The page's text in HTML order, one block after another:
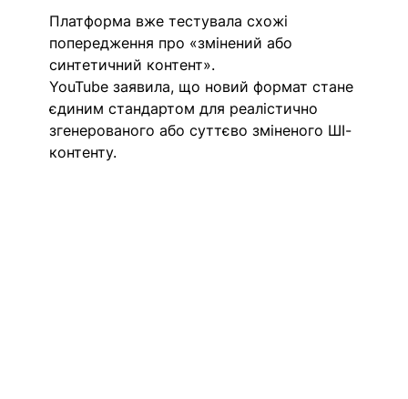
Платформа вже тестувала схожі
попередження про «змінений або
синтетичний контент».
YouTube заявила, що новий формат стане
єдиним стандартом для реалістично
згенерованого або суттєво зміненого ШІ-
контенту.